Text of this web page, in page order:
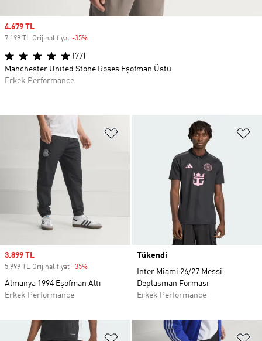
Favori Listesine Ekle
Sale price
3.899 TL
5.999 TL Orijinal fiyat -35%
Almanya 1994 Eşofman Altı
Erkek Performance
Tükendi
Inter Miami 26/27 Messi
Deplasman Forması
Erkek Performance
Favori Listesine Ekle
Sale price
4.679 TL
7.199 TL Orijinal fiyat -35%
(77)
Manchester United Stone Roses Eşofman Üstü
Erkek Performance